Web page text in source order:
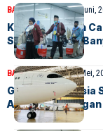
BANDARABERITA23 Juni,
Keberangkatan
Sukses, Paling
BANDARABERITA23 Mei,
Garuda Indonesia
Armada